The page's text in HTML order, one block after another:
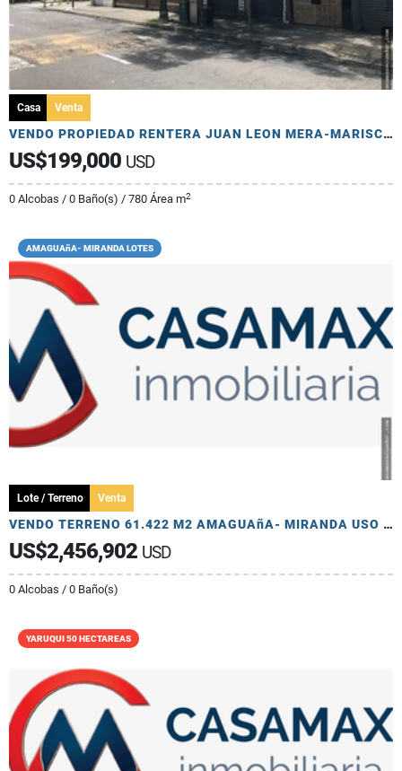
Casa Venta
VENDO PROPIEDAD RENTERA JUAN LEON MERA-MARISCAL RESTAURANTES-LOCALES
US$199,000 USD
0 Alcobas / 0 Baño(s) / 780 Área m2
AMAGUAñA- MIRANDA LOTES
Lote / Terreno Venta
VENDO TERRENO 61.422 M2 AMAGUAñA- MIRANDA USO MULTIPLE
US$2,456,902 USD
0 Alcobas / 0 Baño(s)
YARUQUI 50 HECTAREAS